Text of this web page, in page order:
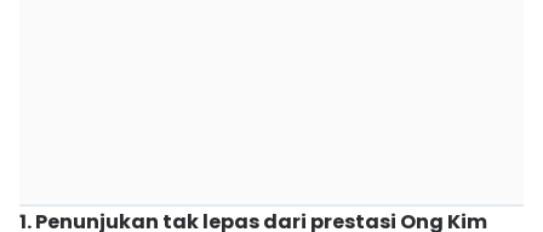
1. Penunjukan tak lepas dari prestasi Ong Kim